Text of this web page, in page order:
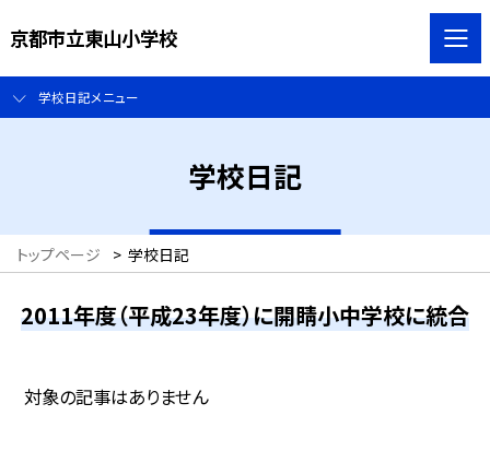
京都市立東山小学校
学校日記メニュー
学校日記
トップページ > 学校日記
2011年度（平成23年度）に開睛小中学校に統合
対象の記事はありません